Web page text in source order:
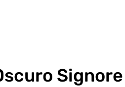
Signore